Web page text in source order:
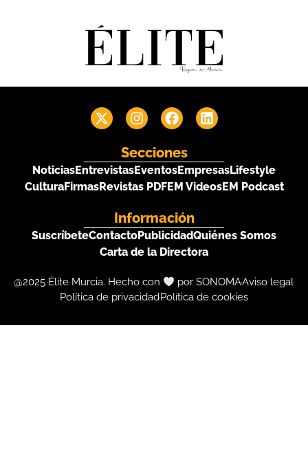
Secciones
NoticiasEntrevistasEventosEmpresasLifestyle
CulturaFirmasRevistas PDFEM VideosEM Podcast
Información
SuscríbeteContactoPublicidadQuiénes Somos
Carta de la Directora
@2025 Élite Murcia. Hecho con por SONOMAAviso legal
Política de privacidadPolítica de cookies